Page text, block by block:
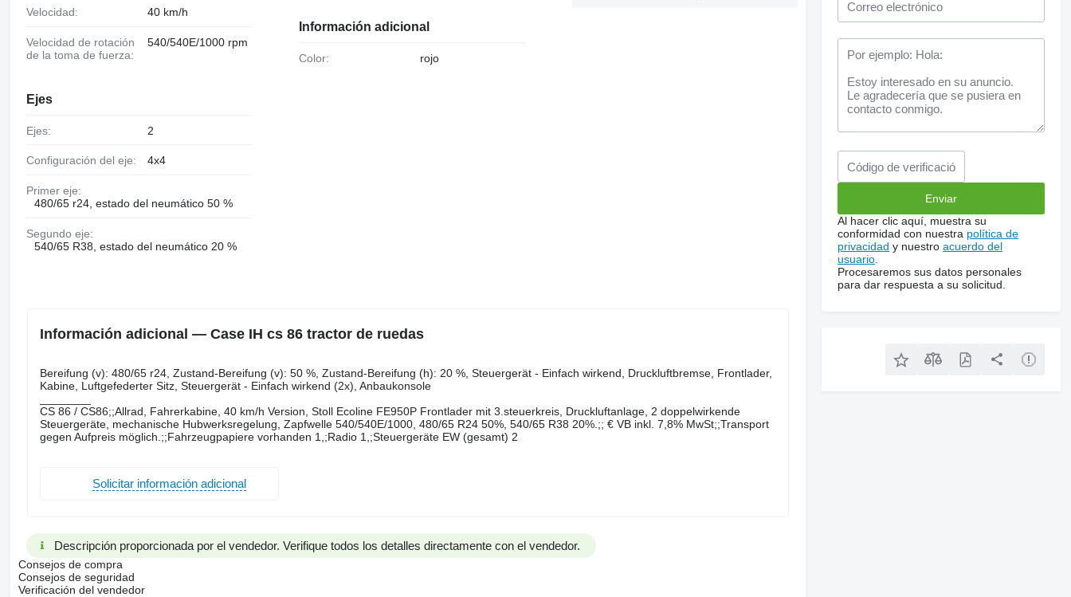
Velocidad: 40 km/h
Velocidad de rotación
de la toma de fuerza:
540/540E/1000 rpm
Ejes
Ejes: 2
Configuración del eje: 4x4
Primer eje:
480/65 r24, estado del neumático 50 %
Segundo eje:
540/65 R38, estado del neumático 20 %
Información adicional
Color: rojo
Información adicional — Case IH cs 86 tractor de ruedas
Bereifung ​​​​​​​​​‌‌​​​​‌​​​​​​​​​‌‌‌​‌​‌​​​​​​​​​‌‌‌​‌​​​​​​​​​​​‌‌​‌‌‌‌​​​​​​​​​‌‌​‌‌​​​​​​​​​​​‌‌​‌​​‌​​​​​​​​​‌‌​‌‌‌​​​​​​​​​​‌‌​​‌​‌(v): 480/65 r24, Zustand-Bereifung (v): 50 %, Zustand-Bereifung (h): 20 %, Steuergerät - Einfach wirkend, Druckluftbremse, Frontlader,
Kabine, Luftgefederter Sitz, Steuergerät - Einfach wirkend (2x), Anbaukonsole
CS 86 / CS86;;Allrad, Fahrerkabine, 40 km/h Version, Stoll Ecoline FE950P Frontlader mit 3.steuerkreis, Druckluftanlage, 2 doppelwirkende
Steuergeräte, mechanische Hubwerksregelung, Zapfwelle 540/540E/1000, 480/65 R24 50%, 540/65 R38 20%.;; € VB inkl. 7,8% MwSt;;Transport
gegen Aufpreis möglich.;;Fahrzeugpapiere vorhanden 1,;Radio 1,;Steuergeräte EW (gesamt) 2
Solicitar información adicional
Descripción proporcionada por el vendedor. Verifique todos los detalles directamente con el vendedor.
Consejos de compra
Consejos de seguridad
Verificación del vendedor
Al hacer clic aquí, muestra su
conformidad con nuestra política de
privacidad y nuestroacuerdo del
usuario
Procesaremos sus datos personales
para dar respuesta a su solicitud.